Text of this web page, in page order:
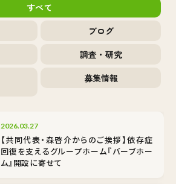
すべて
ブログ
調査・研究
募集情報
2026.03.27
【共同代表・森啓介からのご挨拶】依存症
回復を支えるグループホーム『バーブホー
ム』開設に寄せて